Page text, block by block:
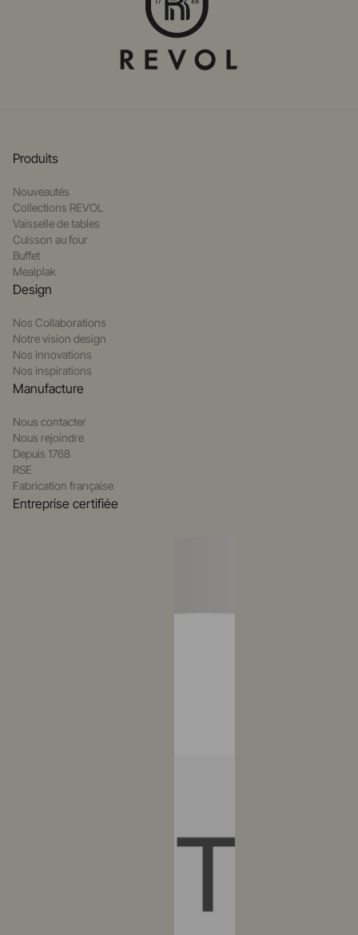
Produits
Nouveautés
Collections REVOL
Vaisselle de tables
Cuisson au four
Buffet
Mealplak
Design
Nos Collaborations
Notre vision design
Nos innovations
Nos inspirations
Manufacture
Nous contacter
Nous rejoindre
Depuis 1768
RSE
Fabrication française
Entreprise certifiée